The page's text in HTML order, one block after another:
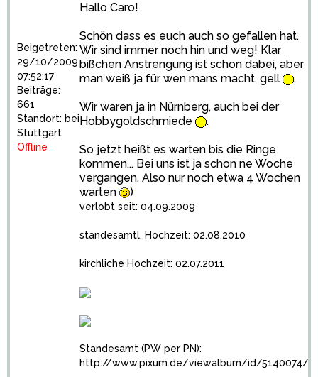
Beigetreten:
29/10/2009
07:52:17
Beiträge:
661
Standort: bei
Stuttgart
Offline
Hallo Caro!
Schön dass es euch auch so gefallen hat.
Wir sind immer noch hin und weg! Klar
bißchen Anstrengung ist schon dabei, aber
man weiß ja für wen mans macht, gell
.
Wir waren ja in Nürnberg, auch bei der
Hobbygoldschmiede
.
So jetzt heißt es warten bis die Ringe
kommen... Bei uns ist ja schon ne Woche
vergangen. Also nur noch etwa 4 Wochen
warten
)
verlobt seit: 04.09.2009
standesamtl. Hochzeit: 02.08.2010
kirchliche Hochzeit: 02.07.2011
Standesamt (PW per PN):
http://www.pixum.de/viewalbum/id/5140074/